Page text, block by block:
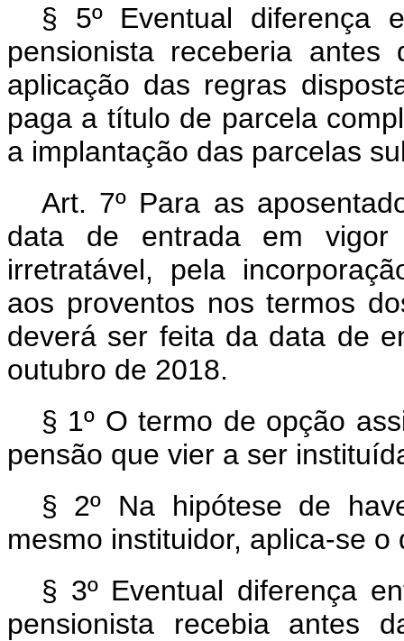
§ 5º Eventual
pensionista receberia
aplicação das regras
paga a título de parcela
a implantação das parcelas
Art. 7º Para as
data de entrada em
irretratável, pela
aos proventos nos termos
deverá ser feita da data de
outubro de 2018.
§ 1º O termo de opção
pensão que vier a ser
§ 2º Na hipótese de
mesmo instituidor, aplica-se o
§ 3º Eventual diferença
pensionista recebia antes